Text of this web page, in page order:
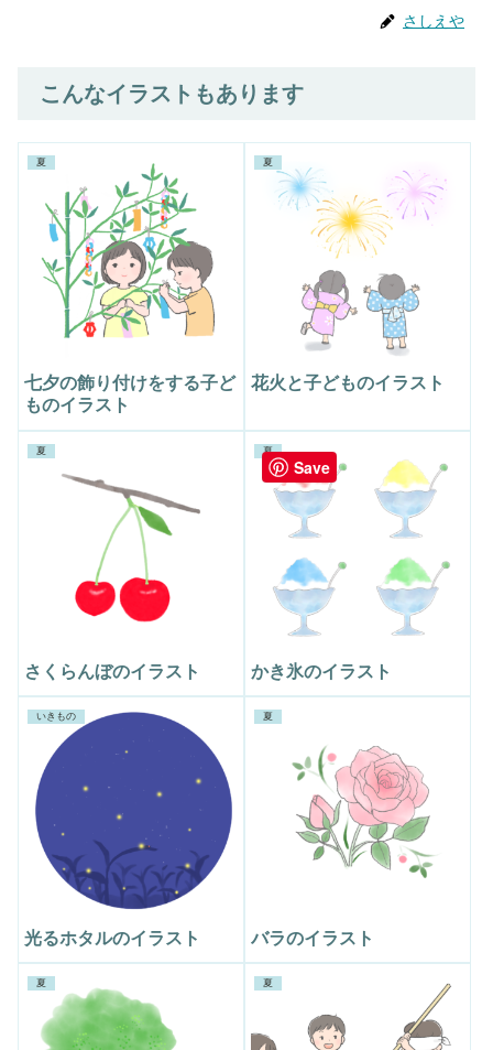
さしえや
こんなイラストもあります
夏
七夕の飾り付けをする子ど
ものイラスト
夏
花火と子どものイラスト
夏
さくらんぼのイラスト
夏
かき氷のイラスト
いきもの
光るホタルのイラスト
夏
バラのイラスト
夏 夏
Save